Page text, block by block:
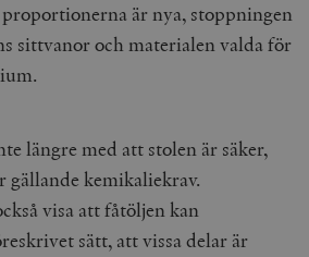
är nya, stoppningen
sittvanor och materialen valda för
längre med att stolen är säker,
kemikaliekrav.
visa att fåtöljen kan
sätt, att vissa delar är